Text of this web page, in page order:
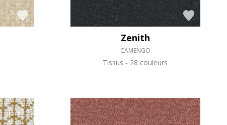
Zenith
CAMENGO
Tissus 28 couleurs